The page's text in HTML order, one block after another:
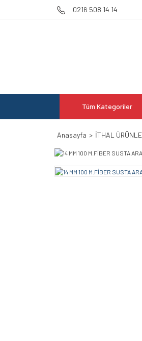
0216 508 14 14
Tüm Kategoriler
Anasayfa İTHAL